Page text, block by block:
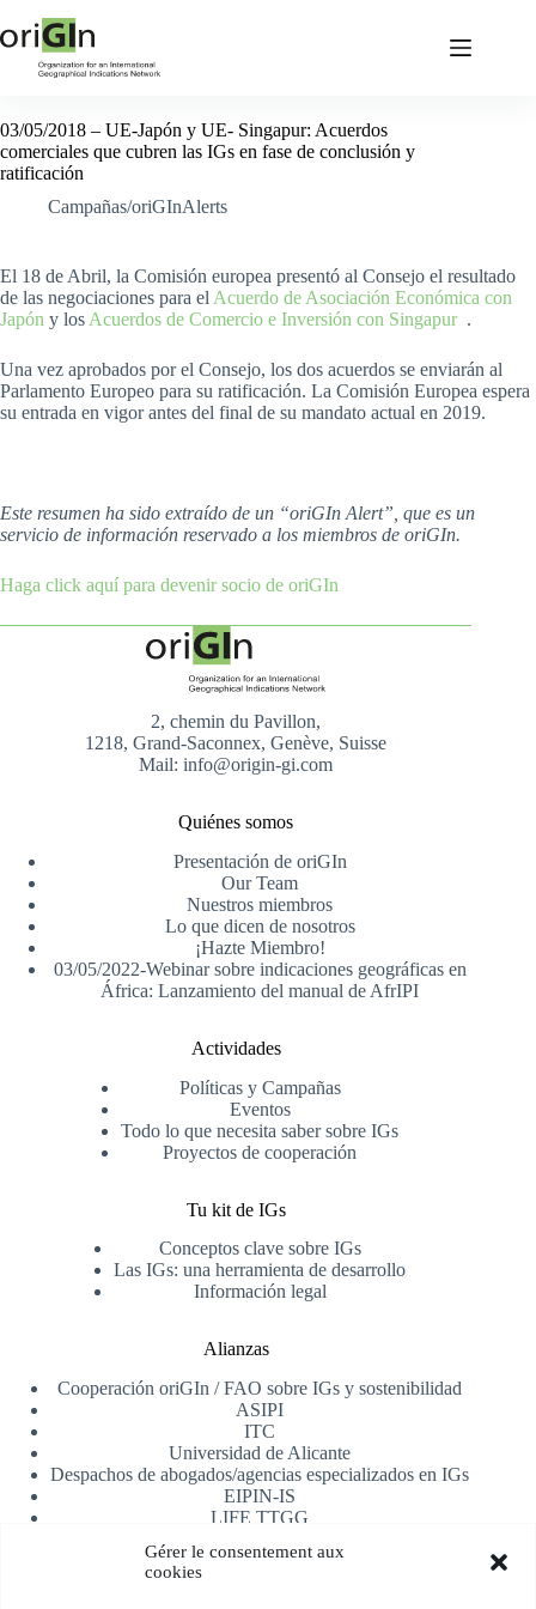
Gérer le consentement aux
cookies
03/05/2018 – UE-Japón y UE- Singapur: Acuerdos
comerciales que cubren las IGs en fase de conclusión y
ratificación
Campañas/oriGInAlerts
El 18 de Abril, la Comisión europea presentó al Consejo el resultado
de las negociaciones para el Acuerdo de Asociación Económica con
Japón y los Acuerdos de Comercio e Inversión con Singapur.
Una vez aprobados por el Consejo, los dos acuerdos se enviarán al
Parlamento Europeo para su ratificación. La Comisión Europea espera
su entrada en vigor antes del final de su mandato actual en 2019.
Este resumen ha sido extraído de un “oriGIn Alert”, que es un
servicio de información reservado a los miembros de oriGIn.
Haga click aquí para devenir socio de oriGIn
2, chemin du Pavillon,
1218, Grand-Saconnex, Genève, Suisse
Mail: info@origin-gi.com
Quiénes somos
Presentación de oriGIn
Our Team
Nuestros miembros
Lo que dicen de nosotros
¡Hazte Miembro!
03/05/2022-Webinar sobre indicaciones geográficas en
África: Lanzamiento del manual de AfrIPI
Actividades
Políticas y Campañas
Eventos
Todo lo que necesita saber sobre IGs
Proyectos de cooperación
Tu kit de IGs
Conceptos clave sobre IGs
Las IGs: una herramienta de desarrollo
Información legal
Alianzas
Cooperación oriGIn / FAO sobre IGs y sostenibilidad
ASIPI
ITC
Universidad de Alicante
Despachos de abogados/agencias especializados en IGs
EIPIN-IS
LIFE TTGG